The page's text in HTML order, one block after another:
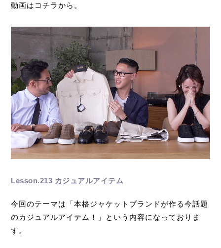
動画はコチラから。
Lesson.213 カジュアルアイテム
今回のテーマは「本格ジャケットブランドが作る今話題
のカジュアルアイテム！」という内容になっておりま
す。